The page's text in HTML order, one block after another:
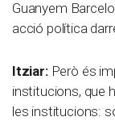
Guanyem
acció política
Itziar:Però és
institucions, que
les institucions: